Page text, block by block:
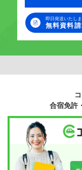
即日発送いたし
無料資料
合宿免許